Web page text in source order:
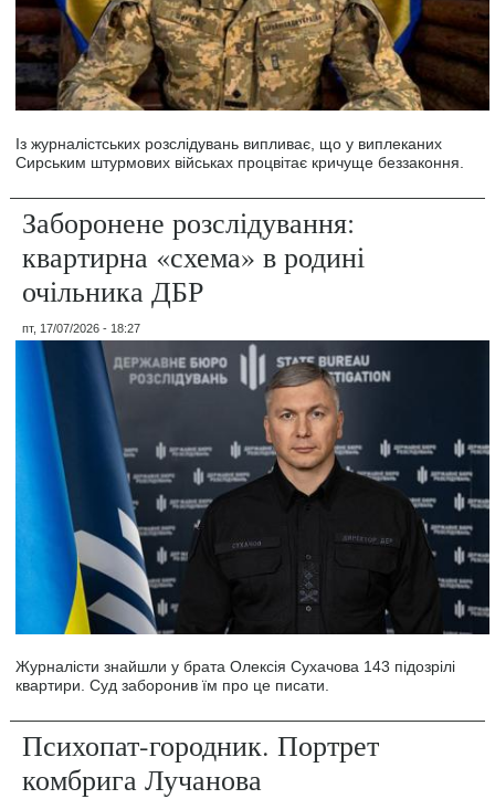
Із журналістських розслідувань випливає, що у виплеканих
Сирським штурмових військах процвітає кричуще беззаконня.
Заборонене розслідування:
квартирна «схема» в родині
очільника ДБР
пт, 17/07/2026 - 18:27
Журналісти знайшли у брата Олексія Сухачова 143 підозрілі
квартири. Суд заборонив їм про це писати.
Психопат-городник. Портрет
комбрига Лучанова